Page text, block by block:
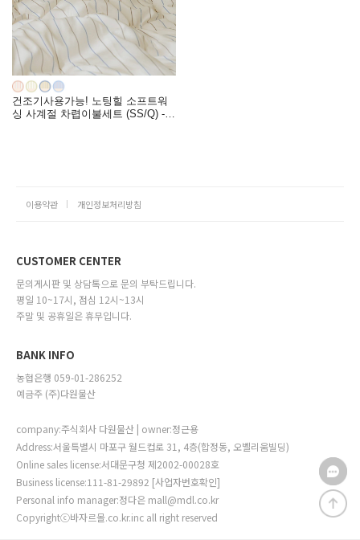
건조기사용가능! 노팅힐 소프트워
싱 사계절 차렵이불세트 (SS/Q) - 4
이용약관 개인정보처리방침
CUSTOMER CENTER
문의게시판 및 상담톡으로 문의 부탁드립니다.
평일 10~17시, 점심 12시~13시
주말 및 공휴일은 휴무입니다.
BANK INFO
농협은행 059-01-286252
예금주 (주)다원물산
company:주식회사 다원물산 | owner:정근용
Address:서울특별시 마포구 월드컵로 31, 4층(합정동, 오벨리움빌딩)
Online sales license:서대문구청 제2002-00028호
Business license:111-81-29892 [사업자번호확인]
Personal info manager:정다은 mall@mdl.co.kr
Copyrightⓒ바자르몰.co.kr.inc all right reserved